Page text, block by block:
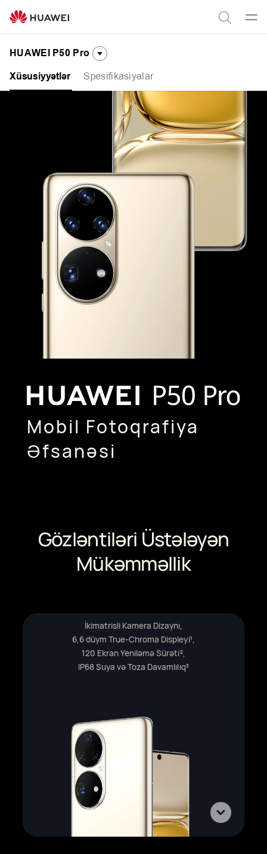
HUAWEI
P50
Pro
Axtar
aç
HUAWEI P50 Pro
Xüsusiyyətlər Spesifikasiyalar
Mobil Fotoqrafiya
Əfsanəsi
Gözləntiləri Üstələyən
Mükəmməllik
İkimatrisli Kamera Dizaynı,
6,6 düym True-Chroma Displeyi1,
120 Ekran Yeniləmə Sürəti2,
IP68 Suya və Toza Davamlılıq3